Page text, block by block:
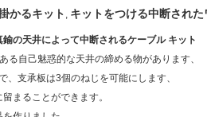
かるキット , キットをつける中断された
の天井によって中断されるケーブル キット
自己魅惑的な天井の締める物があります、
支承板は3個のねじを可能にします、
まることができます。